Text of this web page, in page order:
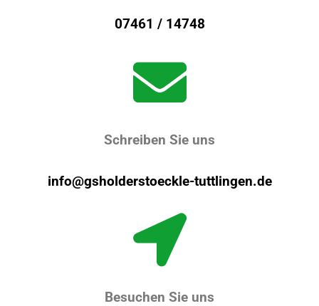
07461 / 14748

Schreiben Sie uns
info@gsholderstoeckle-tuttlingen.de

Besuchen Sie uns